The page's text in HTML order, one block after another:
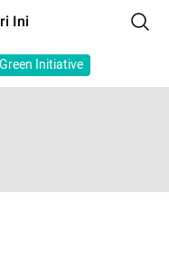
Ini
Green Initiative